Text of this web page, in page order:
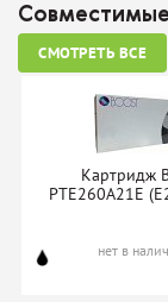
СМОТРЕТЬ ВСЕ
Картридж
PTE260A21E
нет в